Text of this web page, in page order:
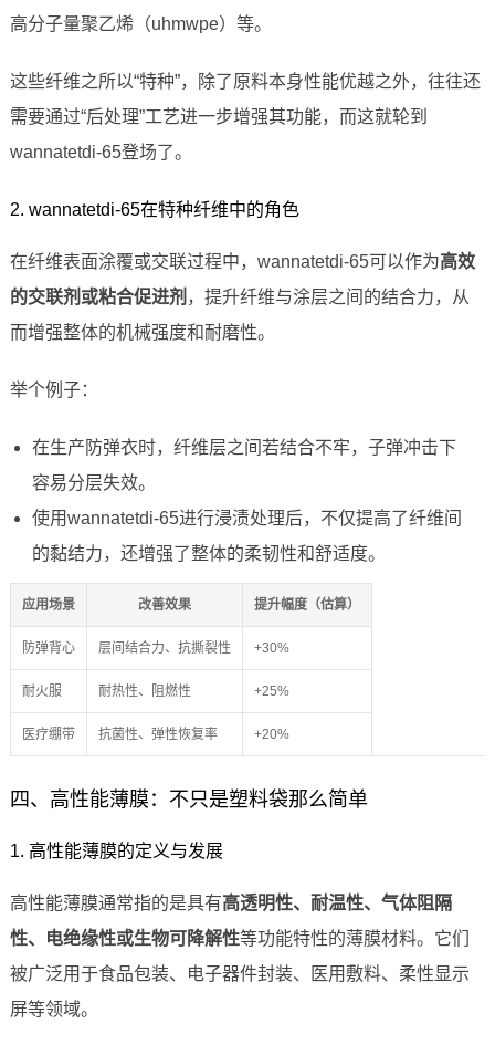
高分子量聚乙烯（uhmwpe）等。
这些纤维之所以“特种”，除了原料本身性能优越之外，往往还
需要通过“后处理”工艺进一步增强其功能，而这就轮到
wannatetdi-65登场了。
2. wannatetdi-65在特种纤维中的角色
在纤维表面涂覆或交联过程中，wannatetdi-65可以作为高效
的交联剂或粘合促进剂 ，提升纤维与涂层之间的结合力，从
而增强整体的机械强度和耐磨性。
举个例子：
在生产防弹衣时，纤维层之间若结合不牢，子弹冲击下
容易分层失效。
使用wannatetdi-65进行浸渍处理后，不仅提高了纤维间
的黏结力，还增强了整体的柔韧性和舒适度。
应用场景 改善效果 提升幅度（估算）
防弹背心 层间结合力、抗撕裂性 +30%
耐火服 耐热性、阻燃性 +25%
医疗绷带 抗菌性、弹性恢复率 +20%
四、高性能薄膜：不只是塑料袋那么简单
1. 高性能薄膜的定义与发展
高性能薄膜通常指的是具有高透明性、耐温性、气体阻隔
性、电绝缘性或生物可降解性等功能特性的薄膜材料。它们
被广泛用于食品包装、电子器件封装、医用敷料、柔性显示
屏等领域。